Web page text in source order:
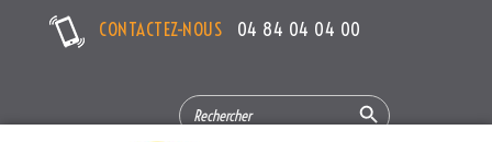
CONTACTEZ-NOUS 04 84 04 04 00
SEARCH
FOR:
Search Button